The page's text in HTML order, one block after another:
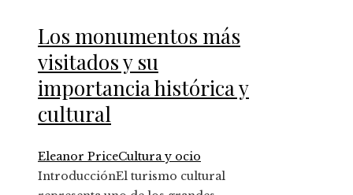
Los monumentos más
visitados y su
importancia histórica y
cultural
Eleanor PriceCultura y ocio
IntroducciónEl turismo cultural